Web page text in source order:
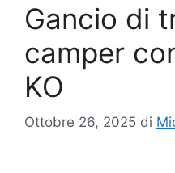
Gancio di
camper
KO
Ottobre 26, 2025 di